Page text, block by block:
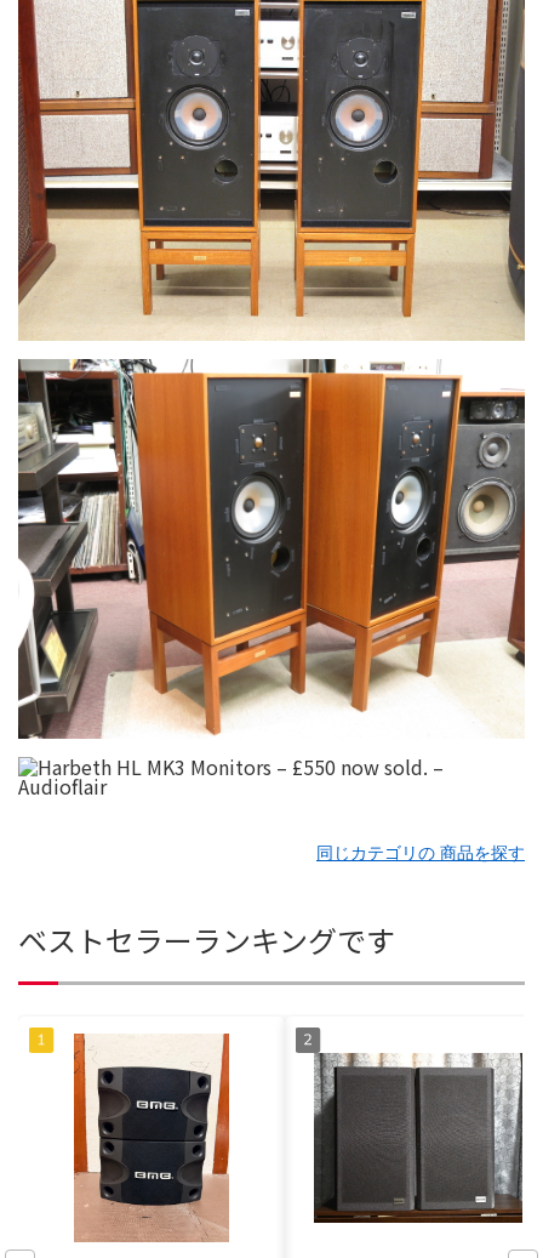
同じカテゴリの 商品を探す
ベストセラーランキングです